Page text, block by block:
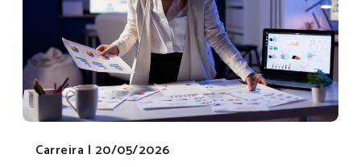
Carreira | 20/05/2026